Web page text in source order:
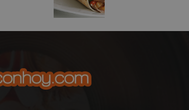
principal del sitio web, como el inicio de sesión de usuario y
general que se utiliza para mantener las variables
de sesión del usuario. Normalmente es un número
generado al azar, la forma en que se usa puede ser